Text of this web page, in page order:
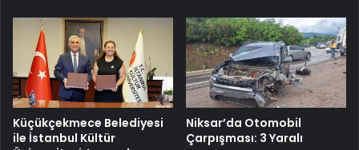
Küçükçekmece Belediyesi
ile İstanbul Kültür
Niksar’da Otomobil
Çarpışması: 3 Yaralı